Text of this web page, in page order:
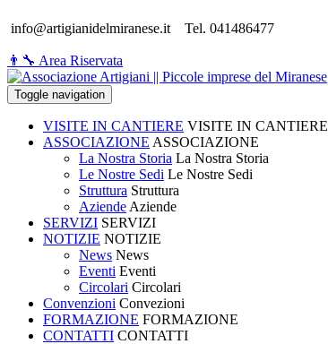
info@artigianidelmiranese.it Tel. 041486477
👨‍🔧 Area Riservata
Toggle navigation
VISITE IN CANTIERE VISITE IN CANTIERE
ASSOCIAZIONE ASSOCIAZIONE
La Nostra Storia La Nostra Storia
Le Nostre Sedi Le Nostre Sedi
Struttura Struttura
Aziende Aziende
SERVIZI SERVIZI
NOTIZIE NOTIZIE
News News
Eventi Eventi
Circolari Circolari
Convenzioni Convezioni
FORMAZIONE FORMAZIONE
CONTATTI CONTATTI